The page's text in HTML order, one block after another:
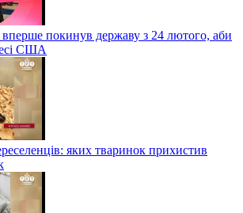
покинув державу з 24 лютого, аби
США
яких тваринок прихистив